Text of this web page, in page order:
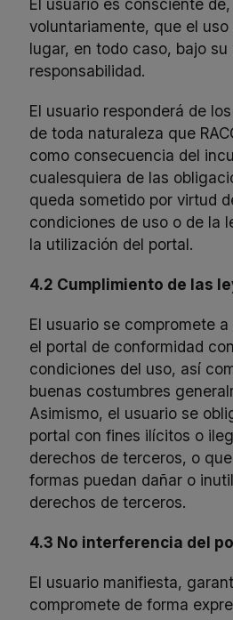
El usuario es consciente
voluntariamente, que el
lugar, en todo caso, bajo
responsabilidad.
El usuario responderá de
de toda naturaleza que
como consecuencia del
cualesquiera de las
queda sometido por virtud
condiciones de uso o de la
la utilización del portal.
4.2 Cumplimiento de las
El usuario se compromete
el portal de conformidad
condiciones del uso, así
buenas costumbres
Asimismo, el usuario se
portal con fines ilícitos o
derechos de terceros, o
formas puedan dañar o
derechos de terceros.
4.3 No interferencia del
El usuario manifiesta,
compromete de forma